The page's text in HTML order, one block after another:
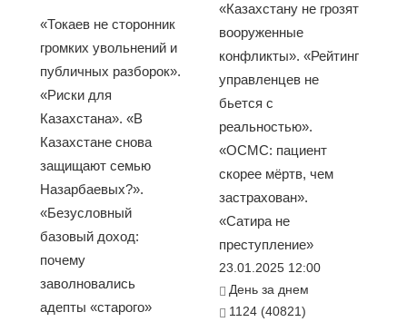
«Токаев не сторонник
громких увольнений и
публичных разборок».
«Риски для
Казахстана». «В
Казахстане снова
защищают семью
Назарбаевых?».
«Безусловный
базовый доход:
почему
заволновались
адепты «старого»
«Казахстану не грозят
вооруженные
конфликты». «Рейтинг
управленцев не
бьется с
реальностью».
«ОСМС: пациент
скорее мёртв, чем
застрахован».
«Сатира не
преступление»
23.01.2025 12:00
День за днем
1124 (40821)